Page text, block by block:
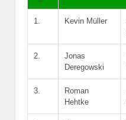
1. Kevin Müller
2.
Jonas
Deregowski
3.
Roman
Hehtke